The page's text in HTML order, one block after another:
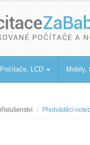
notebooky
Počítače, LCD Mobily,
Předváděcí